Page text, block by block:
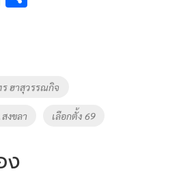
ฮาสุวรรณกิจ
งขลา เลือกตั้ง 69
ง